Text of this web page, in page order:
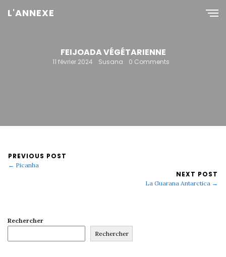
L'ANNEXE
FEIJOADA VÉGÉTARIENNE
11 février 2024 Susana 0 Comments
PREVIOUS POST
← Picanha
NEXT POST
La Guarana Antarctica →
Rechercher
Rechercher